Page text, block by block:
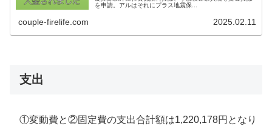
を申請。アルはそれにプラス地震保...
couple-firelife.com 2025.02.11
支出
①変動費と②固定費の支出合計額は1,220,178円となり